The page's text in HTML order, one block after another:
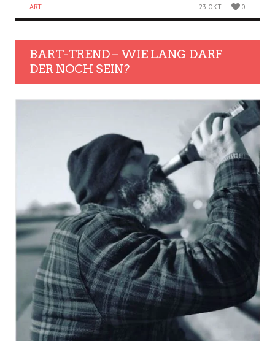
ART 23 OKT. 0
BART-TREND – WIE LANG DARF
DER NOCH SEIN?